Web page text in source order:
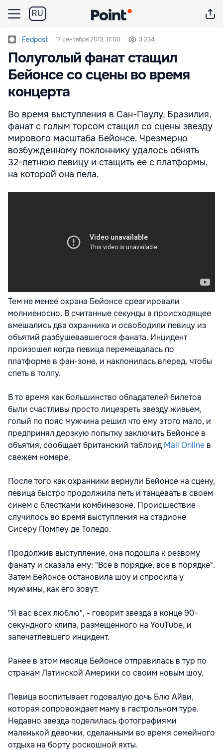
RU
Fedpost 17 сентября 2013, 17:00 3 234
Полуголый фанат стащил
Бейонсе со сцены во время
концерта
Во время выступления в Сан-Паулу, Бразилия,
фанат с голым торсом стащил со сцены звезду
мирового масштаба Бейонсе. Чрезмерно
возбужденному поклоннику удалось обнять
32-летнюю певицу и стащить ее с платформы,
на которой она пела.
Тем не менее охрана Бейонсе среагировали
молниеносно. В считанные секунды в происходящее
вмешались два охранника и освободили певицу из
объятий разбушевавшегося фаната. Инцидент
произошел когда певица перемещалась по
платформе в фан-зоне, и наклонилась вперед, чтобы
спеть в толпу.
В то время как большинство обладателей билетов
были счастливы просто лицезреть звезду живьем,
голый по пояс мужчина решил что ему этого мало, и
предпринял дерзкую попытку заключить Бейонсе в
объятия, сообщает британский таблоидMail Online в
свежем номере.
После того как охранники вернули Бейонсе на сцену,
певица быстро продолжила петь и танцевать в своем
синем с блестками комбинезоне. Происшествие
случилось во время выступления на стадионе
Сисеру Помпеу де Толедо.
Продолжив выступление, она подошла к резвому
фанату и сказала ему: "Все в порядке, все в порядке".
Затем Бейонсе остановила шоу и спросила у
мужчины, как его зовут.
"Я вас всех люблю", - говорит звезда в конце 90-
секундного клипа, размещенного на YouTube, и
запечатлевшего инцидент.
Ранее в этом месяце Бейонсе отправилась в тур по
странам Латинской Америки со своим новым шоу.
Певица воспитывает годовалую дочь Блю Айви,
которая сопровождает маму в гастрольном туре.
Недавно звезда поделилась фотографиями
маленькой девочки, сделанными во время семейного
отдыха на борту роскошной яхты.